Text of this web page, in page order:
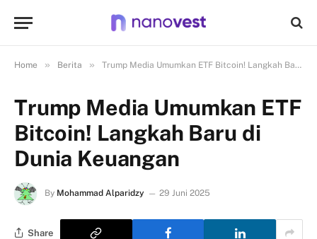
Home » Berita » Trump Media Umumkan ETF Bitcoin! Langkah Baru di Dunia Keuangan
Trump Media Umumkan ETF
Bitcoin! Langkah Baru di
Dunia Keuangan
By Mohammad Alparidzy 29 Juni 2025
Share